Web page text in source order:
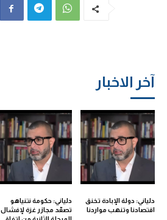
آخر الاخبار
دلياني: دولة الإبادة تخنق
اقتصادنا وتنهب مواردنا
دلياني: حكومة نتنياهو
تصعّد مجازر غزة لإفشال